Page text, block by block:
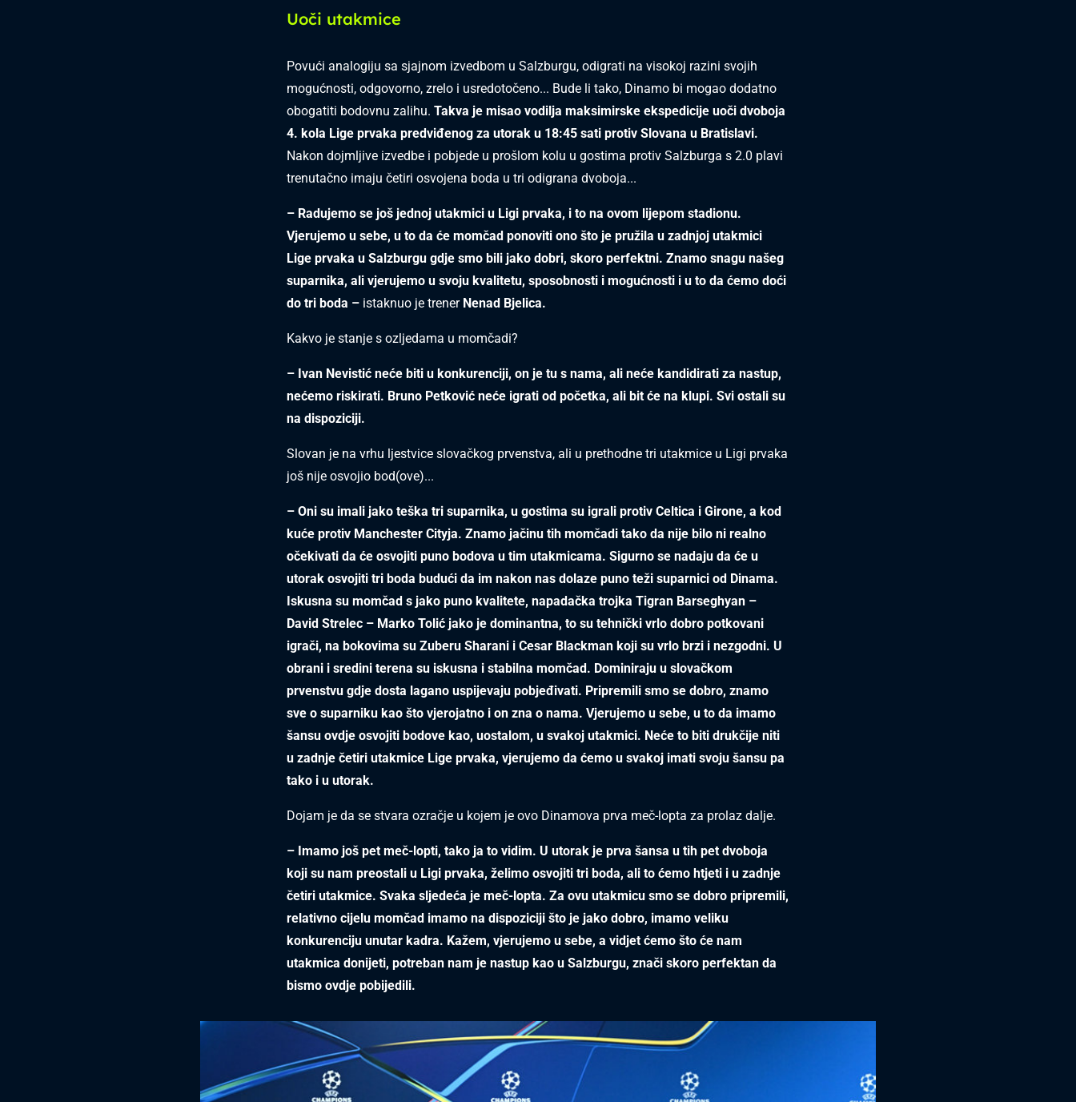
Uoči utakmice
Povući analogiju sa sjajnom izvedbom u Salzburgu, odigrati na visokoj razini svojih
mogućnosti, odgovorno, zrelo i usredotočeno... Bude li tako, Dinamo bi mogao dodatno
obogatiti bodovnu zalihu. Takva je misao vodilja maksimirske ekspedicije uoči dvoboja
4. kola Lige prvaka predviđenog za utorak u 18:45 sati protiv Slovana u Bratislavi.
Nakon dojmljive izvedbe i pobjede u prošlom kolu u gostima protiv Salzburga s 2.0 plavi
trenutačno imaju četiri osvojena boda u tri odigrana dvoboja...
– Radujemo se još jednoj utakmici u Ligi prvaka, i to na ovom lijepom stadionu.
Vjerujemo u sebe, u to da će momčad ponoviti ono što je pružila u zadnjoj utakmici
Lige prvaka u Salzburgu gdje smo bili jako dobri, skoro perfektni. Znamo snagu našeg
suparnika, ali vjerujemo u svoju kvalitetu, sposobnosti i mogućnosti i u to da ćemo doći
do tri boda – istaknuo je trenerNenad Bjelica.
Kakvo je stanje s ozljedama u momčadi?
– Ivan Nevistić neće biti u konkurenciji, on je tu s nama, ali neće kandidirati za nastup,
nećemo riskirati. Bruno Petković neće igrati od početka, ali bit će na klupi. Svi ostali su
na dispoziciji.
Slovan je na vrhu ljestvice slovačkog prvenstva, ali u prethodne tri utakmice u Ligi prvaka
još nije osvojio bod(ove)...
– Oni su imali jako teška tri suparnika, u gostima su igrali protiv Celtica i Girone, a kod
kuće protiv Manchester Cityja. Znamo jačinu tih momčadi tako da nije bilo ni realno
očekivati da će osvojiti puno bodova u tim utakmicama. Sigurno se nadaju da će u
utorak osvojiti tri boda budući da im nakon nas dolaze puno teži suparnici od Dinama.
Iskusna su momčad s jako puno kvalitete, napadačka trojka Tigran Barseghyan –
David Strelec – Marko Tolić jako je dominantna, to su tehnički vrlo dobro potkovani
igrači, na bokovima su Zuberu Sharani i Cesar Blackman koji su vrlo brzi i nezgodni. U
obrani i sredini terena su iskusna i stabilna momčad. Dominiraju u slovačkom
prvenstvu gdje dosta lagano uspijevaju pobjeđivati. Pripremili smo se dobro, znamo
sve o suparniku kao što vjerojatno i on zna o nama. Vjerujemo u sebe, u to da imamo
šansu ovdje osvojiti bodove kao, uostalom, u svakoj utakmici. Neće to biti drukčije niti
u zadnje četiri utakmice Lige prvaka, vjerujemo da ćemo u svakoj imati svoju šansu pa
tako i u utorak.
Dojam je da se stvara ozračje u kojem je ovo Dinamova prva meč-lopta za prolaz dalje.
– Imamo još pet meč-lopti, tako ja to vidim. U utorak je prva šansa u tih pet dvoboja
koji su nam preostali u Ligi prvaka, želimo osvojiti tri boda, ali to ćemo htjeti i u zadnje
četiri utakmice. Svaka sljedeća je meč-lopta. Za ovu utakmicu smo se dobro pripremili,
relativno cijelu momčad imamo na dispoziciji što je jako dobro, imamo veliku
konkurenciju unutar kadra. Kažem, vjerujemo u sebe, a vidjet ćemo što će nam
utakmica donijeti, potreban nam je nastup kao u Salzburgu, znači skoro perfektan da
bismo ovdje pobijedili.